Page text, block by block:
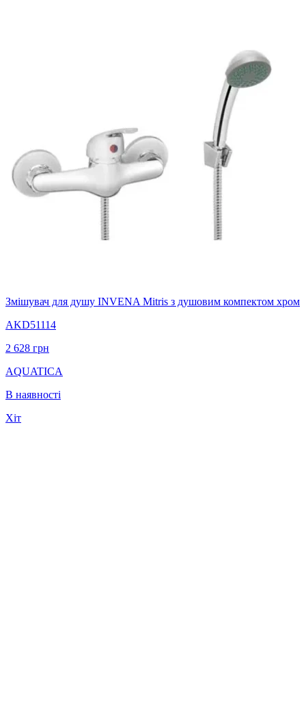
Змішувач для душу INVENA Mitris з душовим компектом хром
AKD51114
2 628 грн
AQUATICA
В наявності
Хіт